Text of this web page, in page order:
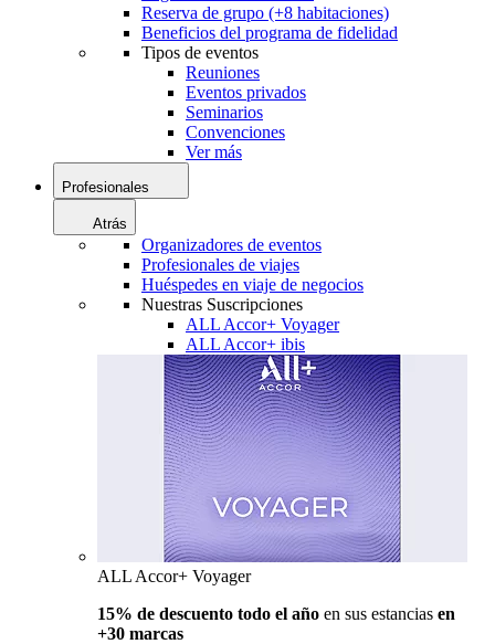
Reserva de grupo (+8 habitaciones)
Beneficios del programa de fidelidad
Tipos de eventos
Reuniones
Eventos privados
Seminarios
Convenciones
Ver más
Profesionales
Atrás
Organizadores de eventos
Profesionales de viajes
Huéspedes en viaje de negocios
Nuestras Suscripciones
ALL Accor+ Voyager
ALL Accor+ ibis
ALL Accor+ Voyager
15% de descuento todo el año en sus estancias en
+30 marcas